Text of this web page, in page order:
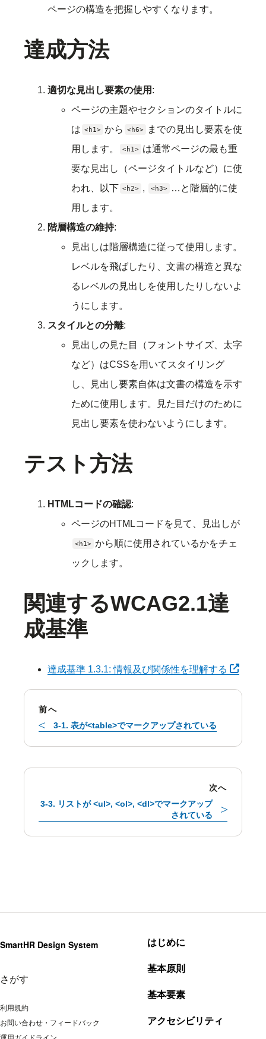
ページの構造を把握しやすくなります。
達成方法
適切な見出し要素の使用 :
ページの主題やセクションのタイトルに
は <h1> から <h6>
までの見出し要素を使
用します。
<h1> は通常ページの最も重
要な見出し（ページタイトルなど）に使
われ、以下 <h2> , <h3> …と階層的に使
用します。
階層構造の維持:
見出しは階層構造に従って使用します。
レベルを飛ばしたり、文書の構造と異な
るレベルの見出しを使用したりしないよ
うにします。
スタイルとの分離:
見出しの見た目（フォントサイズ、太字
など）はCSSを用いてスタイリング
し、見出し要素自体は文書の構造を示す
ために使用します。見た目だけのために
見出し要素を使わないようにします。
テスト方法
HTMLコードの確認:
ページのHTMLコードを見て、見出しが
<h1> から順に使用されているかをチェ
ックします。
関連するWCAG2.1達
成基準
達成基準 1.3.1: 情報及び関係性を理解する
前へ
3-1. 表が<table>でマークアップされている
次へ
3-3. リストが <ul>, <ol>, <dl>でマークアップ
されている
SmartHR Design System
さがす
利用規約
お問い合わせ・フィードバック
はじめに
基本原則
基本要素
アクセシビリティ